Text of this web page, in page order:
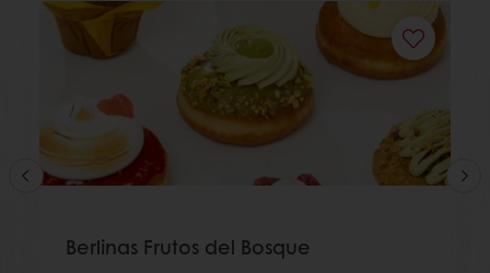
Berlinas Frutos del Bosque